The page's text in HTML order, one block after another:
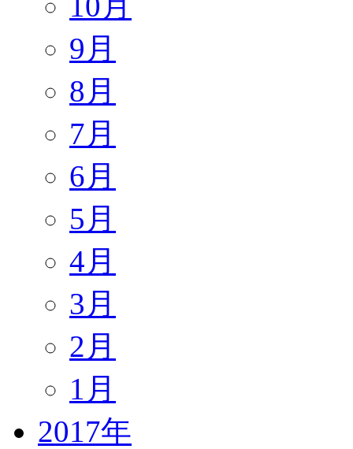
9月
8月
7月
6月
5月
4月
3月
2月
1月
2017年